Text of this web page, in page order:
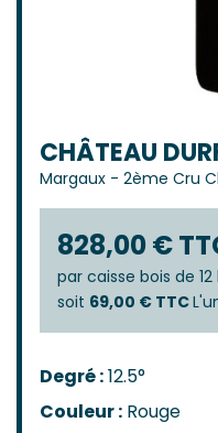
CHÂTEAU
Margaux - 2ème Cru
828,00 €
par caisse bois de
soit 69,00 € TTC
Degré :12.5°
Couleur : Rouge